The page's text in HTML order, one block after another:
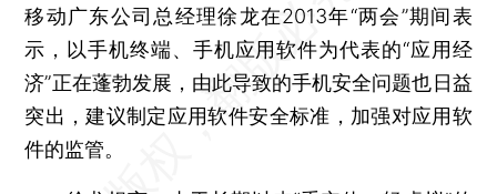
移动广东公司总经理徐龙在2013年“两会”期间表
示，以手机终端、手机应用软件为代表的“应用经
济”正在蓬勃发展，由此导致的手机安全问题也日益
突出，建议制定应用软件安全标准，加强对应用软
件的监管。